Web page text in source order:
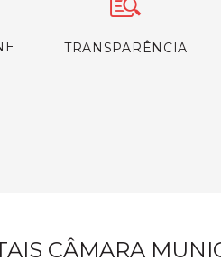
TRANSPARÊNCIA
CÂMARA